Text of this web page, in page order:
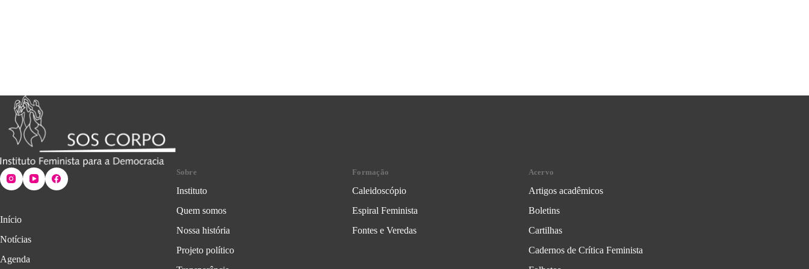
Início
Notícias
Agenda
Sobre
Instituto
Quem somos
Nossa história
Projeto político
Formação
Caleidoscópio
Espiral Feminista
Fontes e Veredas
Acervo
Artigos acadêmicos
Boletins
Cartilhas
Cadernos de Crítica Feminista